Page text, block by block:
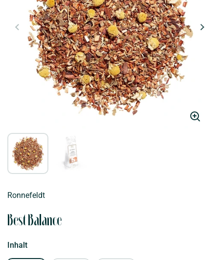
Ronnefeldt
Best Balance
Inhalt